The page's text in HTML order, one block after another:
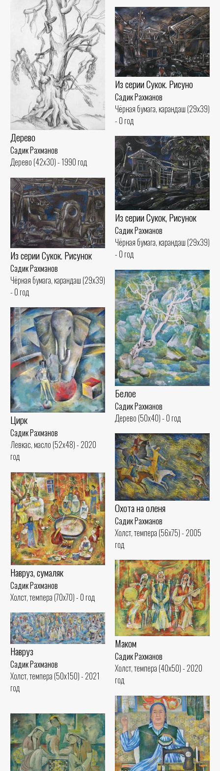
Дерево
Садик Рахманов
Дерево (42x30) - 1990 год
Из серии Сукок. Рисуно
Садик Рахманов
Чёрная бумага, карандаш (29x39)
- 0 год
Из серии Сукок, Рисунок
Садик Рахманов
Чёрная бумага, карандаш (29x39)
- 0 год
Из серии Сукок. Рисунок
Садик Рахманов
Чёрная бумага, карандаш (29x39)
- 0 год
Белое
Садик Рахманов
Дерево (50x40) - 0 год
Цирк
Садик Рахманов
Левкас, масло (52x48) - 2020
год
Охота на оленя
Садик Рахманов
Холст, темпера (56x75) - 2005
год
Навруз, сумаляк
Садик Рахманов
Холст, темпера (70x70) - 0 год
Маком
Садик Рахманов
Холст, темпера (40x50) - 2020
год
Навруз
Садик Рахманов
Холст, темпера (50x150) - 2021
год